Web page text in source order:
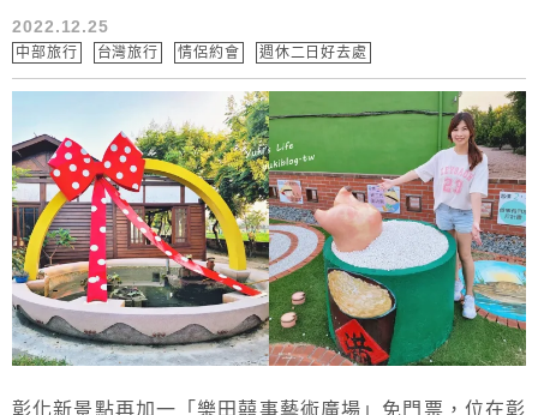
2022.12.25
中部旅行 台灣旅行 情侶約會 週休二日好去處
彰化新景點再加一「樂田囍事藝術廣場」免門票，位在彰